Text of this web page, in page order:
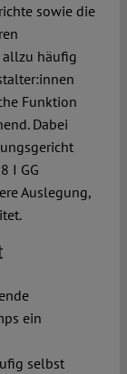
sowie die
allzu häufig
Funktion
Dabei
I GG
Auslegung,
ein
selbst